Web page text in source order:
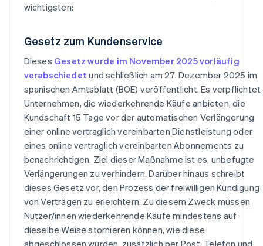
wichtigsten:
Gesetz zum Kundenservice
Dieses Gesetz wurde im November 2025 vorläufig
verabschiedet und schließlich am 27. Dezember 2025 im
spanischen Amtsblatt (BOE) veröffentlicht. Es verpflichtet
Unternehmen, die wiederkehrende Käufe anbieten, die
Kundschaft 15 Tage vor der automatischen Verlängerung
einer online vertraglich vereinbarten Dienstleistung oder
eines online vertraglich vereinbarten Abonnements zu
benachrichtigen. Ziel dieser Maßnahme ist es, unbefugte
Verlängerungen zu verhindern. Darüber hinaus schreibt
dieses Gesetz vor, den Prozess der freiwilligen Kündigung
von Verträgen zu erleichtern. Zu diesem Zweck müssen
Nutzer/innen wiederkehrende Käufe mindestens auf
dieselbe Weise stornieren können, wie diese
abgeschlossen wurden, zusätzlich per Post, Telefon und